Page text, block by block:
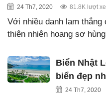
24 Th7, 2020 81.8K lượt
Với nhiều danh lam
thiên nhiên hoang sơ
Biển Nhật
biển đẹp
24 Th7, 2020